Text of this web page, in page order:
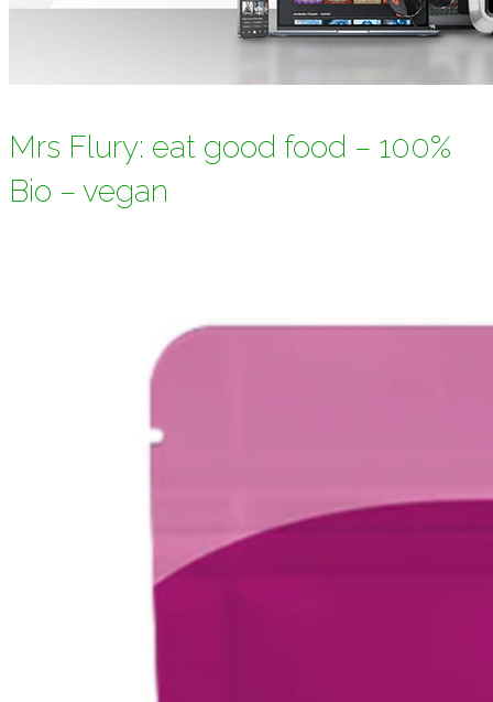
Mrs Flury: eat good food – 100%
Bio – vegan